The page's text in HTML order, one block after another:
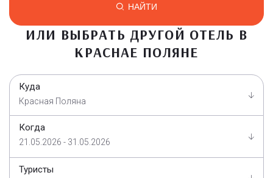
НАЙТИ
ИЛИ ВЫБРАТЬ ДРУГОЙ ОТЕЛЬ В
КРАСНАЕ ПОЛЯНЕ
Куда
Красная Поляна
Когда
21.05.2026 - 31.05.2026
Туристы